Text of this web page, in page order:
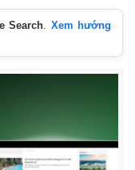
Search. Xem hướng